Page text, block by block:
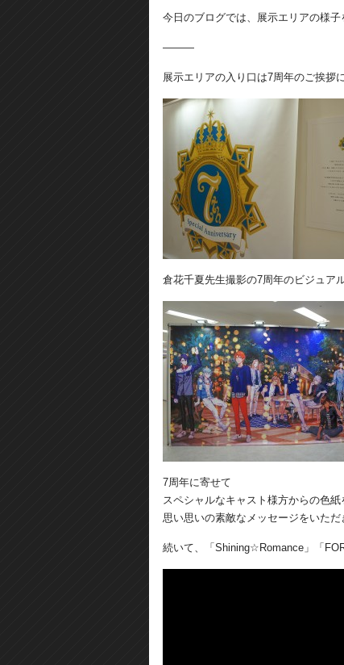
今日のブログでは、展示エリアの様子
―――
展示エリアの入り口は7周年のご挨拶
倉花千夏先生撮影の7周年のビジュア
7周年に寄せて
スペシャルなキャスト様方からの色紙
思い思いの素敵なメッセージをいただ
続いて、「Shining☆Romance」「